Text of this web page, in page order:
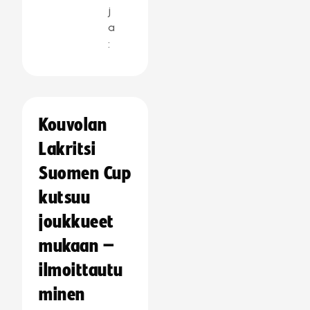
j
a
:
Kouvolan
Lakritsi
Suomen Cup
kutsuu
joukkueet
mukaan –
ilmoittautu
minen